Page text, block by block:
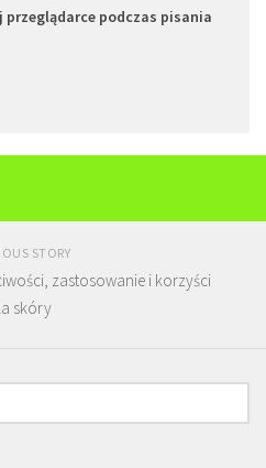
podczas pisania
STORY
zastosowanie i korzyści
skóry